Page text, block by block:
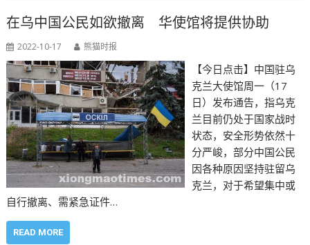
在乌中国公民如欲撤离 华使馆将提供协助
2022-10-17 熊猫时报
【今日点击】中国驻乌
克兰大使馆周一（17
日）发布通告，指乌克
兰目前仍处于国家战时
状态，安全形势依然十
分严峻，部分中国公民
因各种原因坚持驻留乌
克兰，对于希望集中或
自行撤离、需紧急证件…
READ MORE